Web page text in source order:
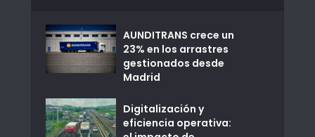
AUNDITRANS crece un
23% en los arrastres
gestionados desde
Madrid
Digitalización y
eficiencia operativa: